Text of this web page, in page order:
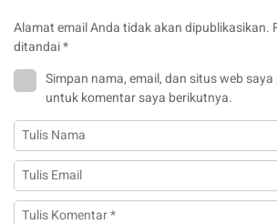
Alamat email Anda tidak akan dipublikasikan.
ditandai*
Simpan nama, email, dan situs web
untuk komentar saya berikutnya.